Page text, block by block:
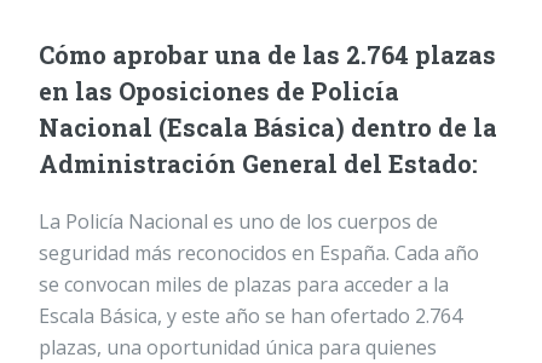
Cómo aprobar una de las 2.764 plazas
en las Oposiciones de Policía
Nacional (Escala Básica) dentro de la
Administración General del Estado:
La Policía Nacional es uno de los cuerpos de
seguridad más reconocidos en España. Cada año
se convocan miles de plazas para acceder a la
Escala Básica, y este año se han ofertado 2.764
plazas, una oportunidad única para quienes